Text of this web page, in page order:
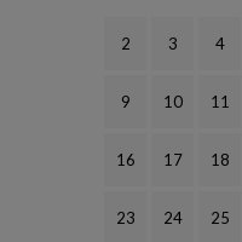
2 3 4
9 10 11
16 17 18
23 24 25